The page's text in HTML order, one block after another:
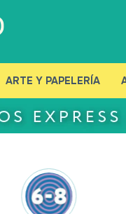
ARTE Y PAPELERÍA